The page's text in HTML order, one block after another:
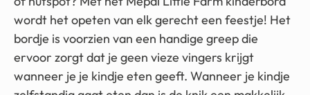
wordt het opeten van elk gerecht een feestje! Het
bordje is voorzien van een handige greep die
ervoor zorgt dat je geen vieze vingers krijgt
wanneer je je kindje eten geeft. Wanneer je kindje